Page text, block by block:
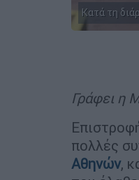
Κατά τη
Γράφει η
πολλές
Αθηνών,